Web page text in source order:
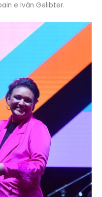
e Iván Gelibter.